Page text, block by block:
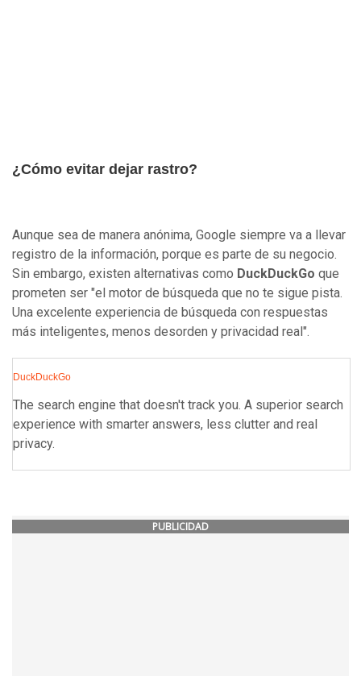
¿Cómo evitar dejar rastro?
Aunque sea de manera anónima, Google siempre va a llevar
registro de la información, porque es parte de su negocio.
Sin embargo, existen alternativas como DuckDuckGo que
prometen ser "el motor de búsqueda que no te sigue pista.
Una excelente experiencia de búsqueda con respuestas
más inteligentes, menos desorden y privacidad real".
DuckDuckGo
The search engine that doesn't track you. A superior search
experience with smarter answers, less clutter and real
privacy.
PUBLICIDAD